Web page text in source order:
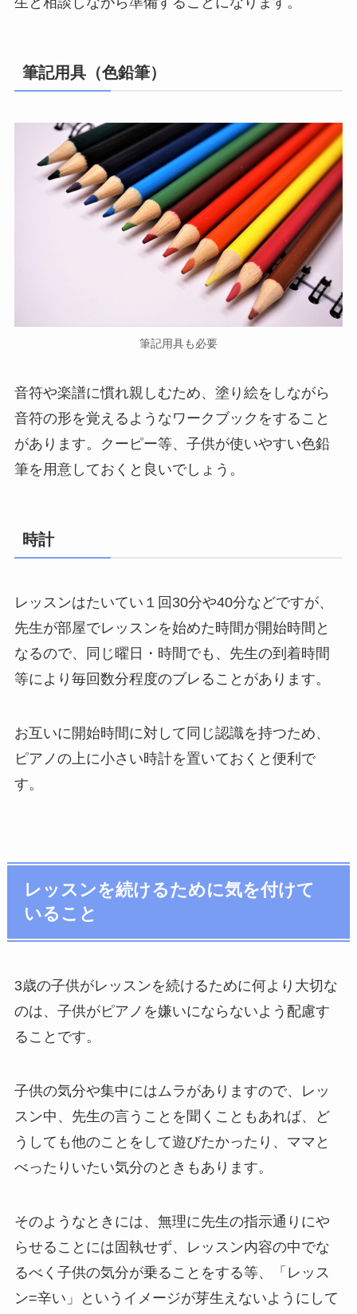
筆記用具（色鉛筆）
筆記用具も必要
音符や楽譜に慣れ親しむため、塗り絵をしながら
音符の形を覚えるようなワークブックをすること
があります。クーピー等、子供が使いやすい色鉛
筆を用意しておくと良いでしょう。
時計
レッスンはたいてい１回30分や40分などですが、
先生が部屋でレッスンを始めた時間が開始時間と
なるので、同じ曜日・時間でも、先生の到着時間
等により毎回数分程度のブレることがあります。
お互いに開始時間に対して同じ認識を持つため、
ピアノの上に小さい時計を置いておくと便利で
す。
レッスンを続けるために気を付けて
いること
3歳の子供がレッスンを続けるために何より大切な
のは、子供がピアノを嫌いにならないよう配慮す
ることです。
子供の気分や集中にはムラがありますので、レッ
スン中、先生の言うことを聞くこともあれば、ど
うしても他のことをして遊びたかったり、ママと
べったりいたい気分のときもあります。
そのようなときには、無理に先生の指示通りにや
らせることには固執せず、レッスン内容の中でな
るべく子供の気分が乗ることをする等、「レッス
ン=辛い」というイメージが芽生えないようにして